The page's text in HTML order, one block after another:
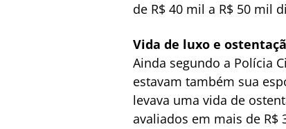
de R$ 40 mil a R$ 50 mil
Vida de luxo e
Ainda segundo a Polícia
estavam também sua
levava uma vida de
avaliados em mais de R$